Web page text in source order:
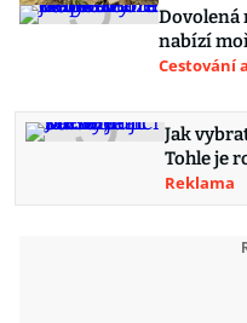
Dovolená
nabízí
Cestování
Jak
Tohle je
Reklama